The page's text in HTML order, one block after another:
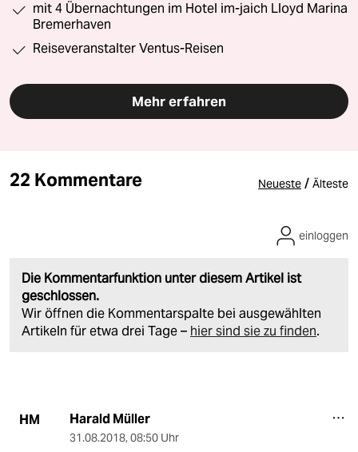
mit 4 Übernachtungen im Hotel im-jaich Lloyd Marina
Bremerhaven
Reiseveranstalter Ventus-Reisen
Mehr erfahren
22 Kommentare Neueste / Älteste
Die Kommentarfunktion unter diesem Artikel ist
geschlossen.
Wir öffnen die Kommentarspalte bei ausgewählten
Artikeln für etwa drei Tage – hier sind sie zu finden.
einloggen
HM Harald Müller
31.08.2018, 08:50 Uhr